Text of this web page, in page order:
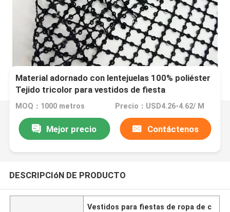
Material adornado con lentejuelas 100% poliéster
Tejido tricolor para vestidos de fiesta
MOQ：1000 metros Precio：USD4.26-4.62/ M
Mejor precio Contáctenos
DESCRIPCIóN DE PRODUCTO
Vestidos para fiestas de ropa de c